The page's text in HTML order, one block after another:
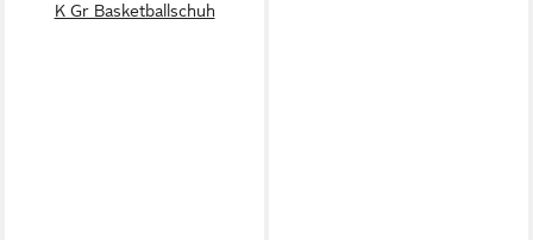
K Gr Basketballschuh